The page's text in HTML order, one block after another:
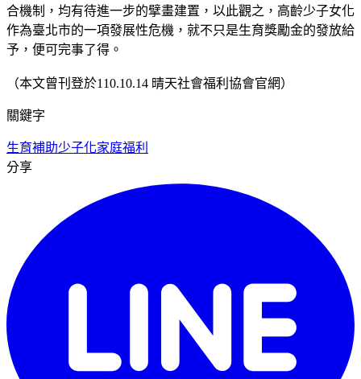
合機制，均有待進一步的擘畫建置，以此觀之，高齡少子女化
作為臺北市的一項發展性危機，就不只是生育獎勵金的發放給
予，便可完事了得。
（本文曾刊登於110.10.14 晴天社會福利協會官網）
關鍵字
生育補助少子化家庭福利
分享